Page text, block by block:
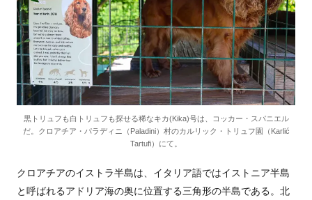
黒トリュフも白トリュフも探せる稀なキカ(Kika)号は、コッカー・スパニエル
だ。クロアチア・パラディニ（Paladini）村のカルリック・トリュフ園（Karlić
Tartufi）にて。
クロアチアのイストラ半島は、イタリア語ではイストニア半島
と呼ばれるアドリア海の奥に位置する三角形の半島である。北